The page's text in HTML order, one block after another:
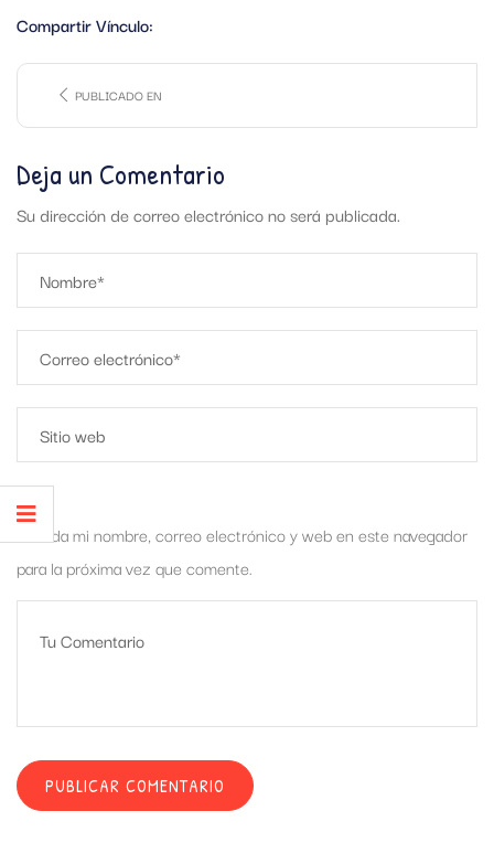
Compartir Vínculo:
PUBLICADO EN
Deja un Comentario
Su dirección de correo electrónico no será publicada.
Guarda mi nombre, correo electrónico y web en este navegador
para la próxima vez que comente.